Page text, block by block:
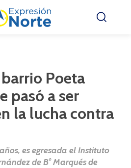
Poeta
pasó a ser
la lucha contra
es egresada el Instituto
de B° Marqués de